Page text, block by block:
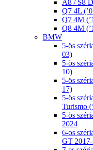
A8 / S8
Q7 4L
Q7 4M
Q8 4M
BMW
5-ös
03)
5-ös
10)
5-ös
17)
5-ös
Turismo
5-ös
2024
6-os
GT